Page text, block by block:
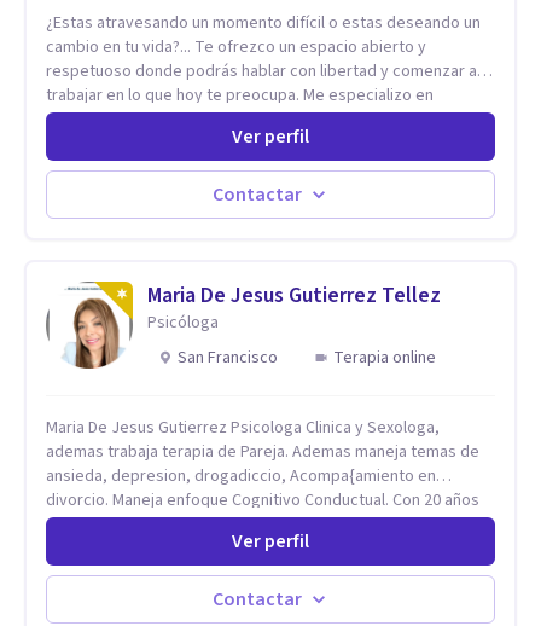
¿Estas atravesando un momento difícil o estas deseando un
cambio en tu vida?... Te ofrezco un espacio abierto y
respetuoso donde podrás hablar con libertad y comenzar a
trabajar en lo que hoy te preocupa. Me especializo en
Trastornos de Ansiedad y a lo largo de mi experiencia
profesional he acompañado a muchas Familias y Parejas con
distintas problemáticas como el manejo del estrés,
Autoestima, Gestión de la Ira, Depresión, Retos en la Crianza,
Codependencia, Celos, entre otros. Cuento con más de 12
Adolescentes y Adultos
Ver perfil
Contactar
Maria De Jesus Gutierrez Tellez
Psicóloga
San Francisco
Terapia online
Maria De Jesus Gutierrez Psicologa Clinica y Sexologa,
ademas trabaja terapia de Pareja. Ademas maneja temas de
ansieda, depresion, drogadiccio, Acompa{amiento en
divorcio. Maneja enfoque Cognitivo Conductual. Con 20 años
de experiencia, constantemente capacitandose en las
diferntes areas de la Salud Mental.
Ver perfil
Contactar